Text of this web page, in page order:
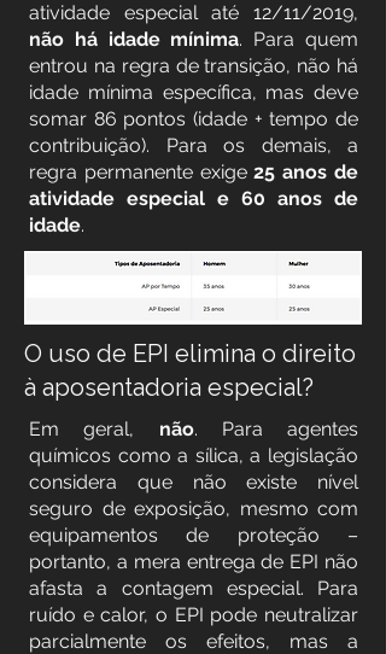
atividade especial até 12/11/2019,
não há idade mínima. Para quem
entrou na regra de transição, não há
idade mínima específica, mas deve
somar 86 pontos (idade + tempo de
contribuição). Para os demais, a
regra permanente exige25 anos de
atividade especial e 60 anos de
idade.
O uso de EPI elimina o direito
à aposentadoria especial?
Em geral, não. Para agentes
químicos como a sílica, a legislação
considera que não existe nível
seguro de exposição, mesmo com
equipamentos de proteção –
portanto, a mera entrega de EPI não
afasta a contagem especial. Para
ruído e calor, o EPI pode neutralizar
parcialmente os efeitos, mas a